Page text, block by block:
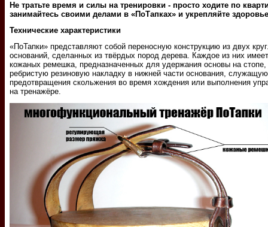
Не тратьте время и силы на тренировки - просто ходите по
занимайтесь своими делами в «ПоТапках» и укрепляйте
Технические характеристики
«ПоТапки» представляют собой переносную конструкцию из двух
оснований, сделанных из твёрдых пород дерева. Каждое из них
кожаных ремешка, предназначенных для удержания основы на стопе,
ребристую резиновую накладку в нижней части основания,
предотвращения скольжения во время хождения или выполнения
на тренажёре.